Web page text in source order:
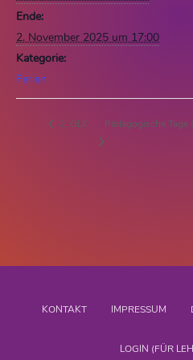
Ende:
2. November 2025 um 17:00
Kategorie:
Ferien
2. GLK Pädagogische
KONTAKT IMPRESSUM
LOGIN (FÜR